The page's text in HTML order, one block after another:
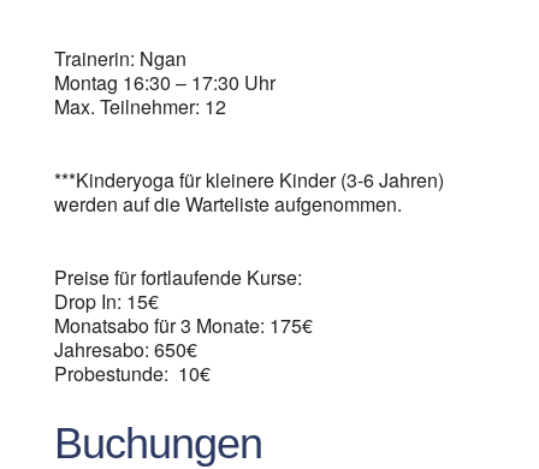
Trainerin: Ngan
Montag 16:30 – 17:30 Uhr
Max. Teilnehmer: 12
***Kinderyoga für kleinere Kinder (3-6 Jahren)
werden auf die Warteliste aufgenommen.
Preise für fortlaufende Kurse:
Drop In: 15€
Monatsabo für 3 Monate: 175€
Jahresabo: 650€
Probestunde: 10€
Buchungen